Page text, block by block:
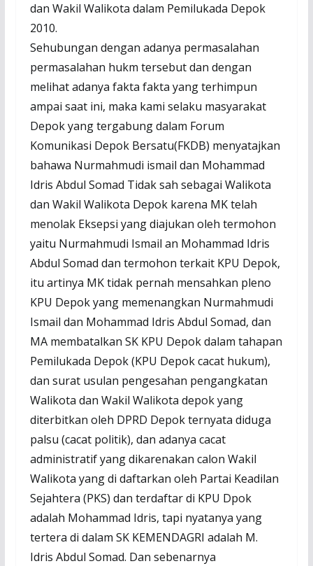
dan Wakil Walikota dalam Pemilukada Depok
2010.
Sehubungan dengan adanya permasalahan
permasalahan hukm tersebut dan dengan
melihat adanya fakta fakta yang terhimpun
ampai saat ini, maka kami selaku masyarakat
Depok yang tergabung dalam Forum
Komunikasi Depok Bersatu(FKDB) menyatajkan
bahawa Nurmahmudi ismail dan Mohammad
Idris Abdul Somad Tidak sah sebagai Walikota
dan Wakil Walikota Depok karena MK telah
menolak Eksepsi yang diajukan oleh termohon
yaitu Nurmahmudi Ismail an Mohammad Idris
Abdul Somad dan termohon terkait KPU Depok,
itu artinya MK tidak pernah mensahkan pleno
KPU Depok yang memenangkan Nurmahmudi
Ismail dan Mohammad Idris Abdul Somad, dan
MA membatalkan SK KPU Depok dalam tahapan
Pemilukada Depok (KPU Depok cacat hukum),
dan surat usulan pengesahan pengangkatan
Walikota dan Wakil Walikota depok yang
diterbitkan oleh DPRD Depok ternyata diduga
palsu (cacat politik), dan adanya cacat
administratif yang dikarenakan calon Wakil
Walikota yang di daftarkan oleh Partai Keadilan
Sejahtera (PKS) dan terdaftar di KPU Dpok
adalah Mohammad Idris, tapi nyatanya yang
tertera di dalam SK KEMENDAGRI adalah M.
Idris Abdul Somad. Dan sebenarnya